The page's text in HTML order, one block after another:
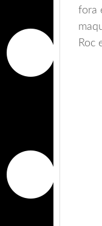
fora
Roc